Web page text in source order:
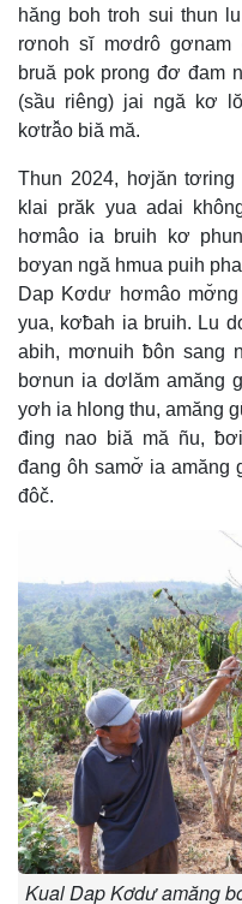
hăng boh troh sui thun
rơnoh sĭ mơdrô gơnam
bruă pok prong đơ đam
(sầu riêng) jai ngă kơ
kơtrâ̆o biă mă.
Thun 2024, hơjăn
klai prăk yua adai
hơmâo ia bruih kơ
bơyan ngă hmua puih
Dap Kơdư hơmâo
yua, kơƀah ia bruih. Lu
abih, mơnuih ƀôn sang
bơnun ia dơlăm amăng
yơh ia hlong thu, amăng
đing nao biă mă ñu,
đang ôh samơ̆ ia amăng
đôč.
Kual Dap Kơdư amăng